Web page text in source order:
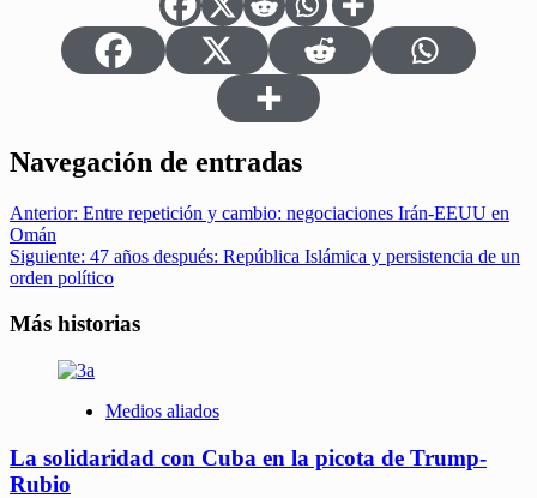
Navegación de entradas
Anterior: Entre repetición y cambio: negociaciones Irán-EEUU en
Omán
Siguiente: 47 años después: República Islámica y persistencia de un
orden político
Más historias
Medios aliados
La solidaridad con Cuba en la picota de Trump-
Rubio